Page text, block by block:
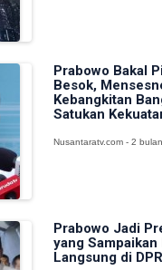
Prabowo Bakal
Besok,
Kebangkitan
Satukan
Nusantaratv.com - 2
Prabowo Jadi
yang Sampaikan
Langsung di DPR